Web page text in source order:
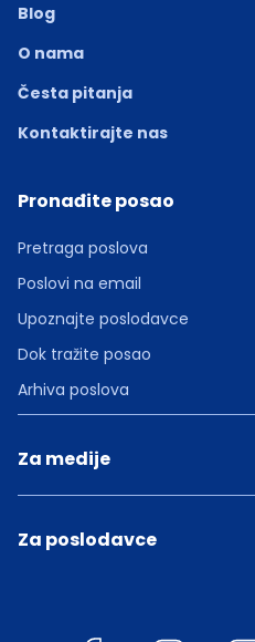
Blog
O nama
Česta pitanja
Kontaktirajte nas
Pronađite posao
Pretraga poslova
Poslovi na email
Upoznajte poslodavce
Dok tražite posao
Arhiva poslova
Za medije
Za poslodavce